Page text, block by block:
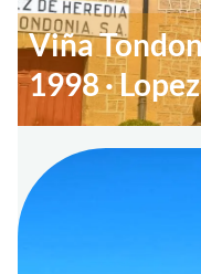
Viña
1998 ·